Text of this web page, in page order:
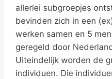
allerlei subgroepjes
bevinden zich in een
werken samen en 5
geregeld door
Uiteindelijk worden de
individuen. Die